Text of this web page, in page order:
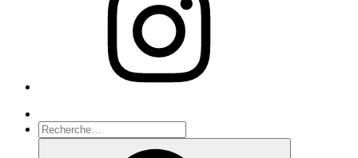
Recherche
pour